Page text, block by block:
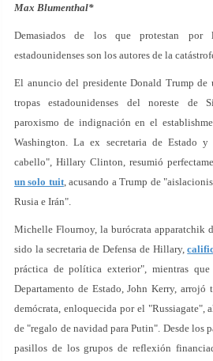
Max Blumenthal*
Demasiados de los que protestan
estadounidenses son los autores de la
El anuncio del presidente Donald Trump de
tropas estadounidenses del noreste de
paroxismo de indignación en el
Washington. La ex secretaria de Estado
cabello", Hillary Clinton, resumió
un solo tuit, acusando a Trump de
Rusia e Irán".
Michelle Flournoy, la burócrata apparatchik
sido la secretaria de Defensa de Hillary,
práctica de política exterior", mientras
Departamento de Estado, John Kerry, arrojó
demócrata, enloquecida por el "Russiagate",
de "regalo de navidad para Putin". Desde los
pasillos de los grupos de reflexión